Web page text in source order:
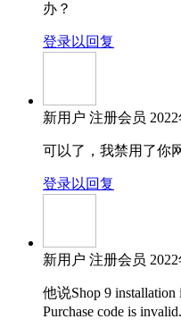
办？
登录以回复
新用户 注册会员
可以了，我禁用了你
登录以回复
新用户 注册会员
他说Shop 9 installation
Purchase code is